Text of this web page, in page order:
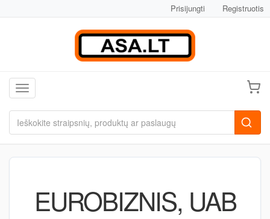
Prisijungti Registruotis
Toggle navigation
EUROBIZNIS, UAB